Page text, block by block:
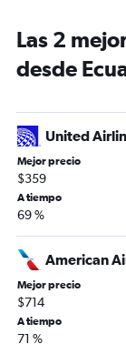
Las 2
desde
United
Mejor precio
$359
A tiempo
69 %
American
Mejor precio
$714
A tiempo
71 %